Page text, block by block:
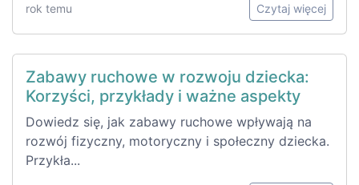
rok temu Czytaj więcej
Zabawy ruchowe w rozwoju dziecka:
Korzyści, przykłady i ważne aspekty
Dowiedz się, jak zabawy ruchowe wpływają na
rozwój fizyczny, motoryczny i społeczny dziecka.
Przykła...